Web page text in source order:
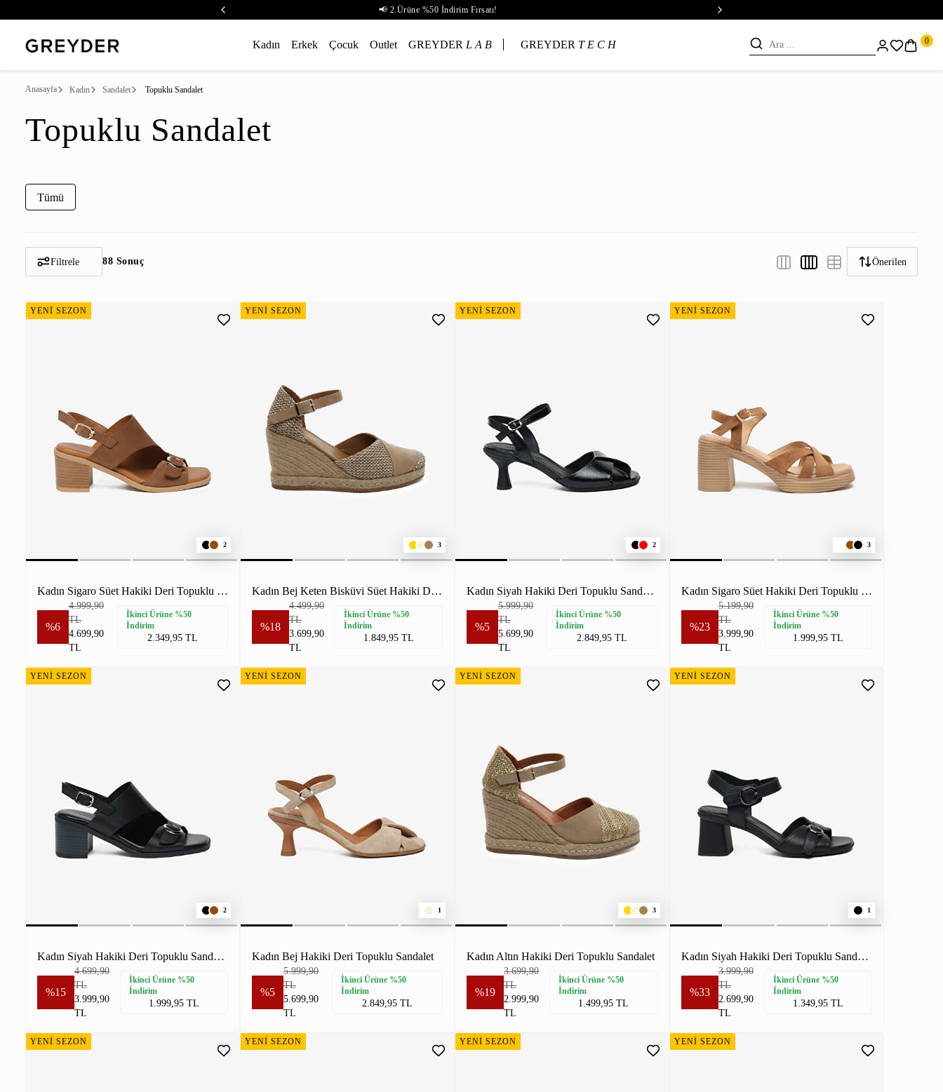
📢 2.Ürüne %50 İndirim Fırsatı!
Kadın Erkek Çocuk Outlet GREYDER L A B GREYDER T E C H 0
Anasayfa Kadın Sandalet Topuklu Sandalet
Topuklu Sandalet
Tümü
Filtrele 88 Sonuç Önerilen
YENİ SEZON
2
Kadın Sigaro Süet Hakiki Deri Topuklu Sandalet
%6
4.999,90
TL
4.699,90
TL
İkinci Ürüne %50
İndirim
2.349,95 TL
YENİ SEZON
3
Kadın Bej Keten Bisküvi Süet Hakiki Deri Topuklu Sandalet
%18
4.499,90
TL
3.699,90
TL
İkinci Ürüne %50
İndirim
1.849,95 TL
YENİ SEZON
2
Kadın Siyah Hakiki Deri Topuklu Sandalet
%5
5.999,90
TL
5.699,90
TL
İkinci Ürüne %50
İndirim
2.849,95 TL
YENİ SEZON
3
Kadın Sigaro Süet Hakiki Deri Topuklu Sandalet
%23
5.199,90
TL
3.999,90
TL
İkinci Ürüne %50
İndirim
1.999,95 TL
YENİ SEZON
2
Kadın Siyah Hakiki Deri Topuklu Sandalet
%15
4.699,90
TL
3.999,90
TL
İkinci Ürüne %50
İndirim
1.999,95 TL
YENİ SEZON
1
Kadın Bej Hakiki Deri Topuklu Sandalet
%5
5.999,90
TL
5.699,90
TL
İkinci Ürüne %50
İndirim
2.849,95 TL
YENİ SEZON
3
Kadın Altın Hakiki Deri Topuklu Sandalet
%19
3.699,90
TL
2.999,90
TL
İkinci Ürüne %50
İndirim
1.499,95 TL
YENİ SEZON
1
Kadın Siyah Hakiki Deri Topuklu Sandalet
%33
3.999,90
TL
2.699,90
TL
İkinci Ürüne %50
İndirim
1.349,95 TL
YENİ SEZON YENİ SEZON YENİ SEZON YENİ SEZON